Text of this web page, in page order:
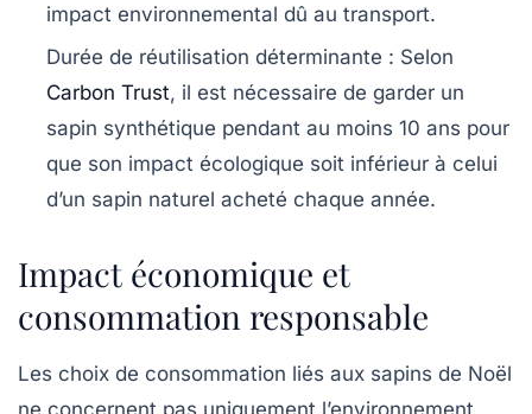
impact environnemental dû au transport.
Durée de réutilisation déterminante : Selon
Carbon Trust, il est nécessaire de garder un
sapin synthétique pendant au moins 10 ans pour
que son impact écologique soit inférieur à celui
d’un sapin naturel acheté chaque année.
Impact économique et
consommation responsable
Les choix de consommation liés aux sapins de Noël
ne concernent pas uniquement l’environnement,